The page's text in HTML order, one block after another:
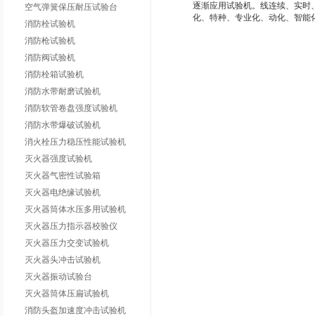
空气弹簧保压耐压试验台
消防栓试验机
消防枪试验机
消防阀试验机
消防栓箱试验机
消防水带耐磨试验机
消防软管卷盘强度试验机
消防水带爆破试验机
消火栓压力稳压性能试验机
灭火器强度试验机
灭火器气密性试验箱
灭火器电绝缘试验机
灭火器筒体水压多用试验机
灭火器压力指示器校验仪
灭火器压力交变试验机
灭火器头冲击试验机
灭火器振动试验台
灭火器筒体压扁试验机
消防头盔加速度冲击试验机
逐渐应用试验机。线连续、实时
化、特种、专业化、动化、智能